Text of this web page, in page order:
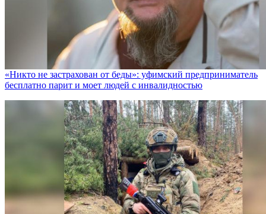
«Никто не заcтрахован от беды»: уфимский предприниматель
бесплатно парит и моет людей с инвалидностью